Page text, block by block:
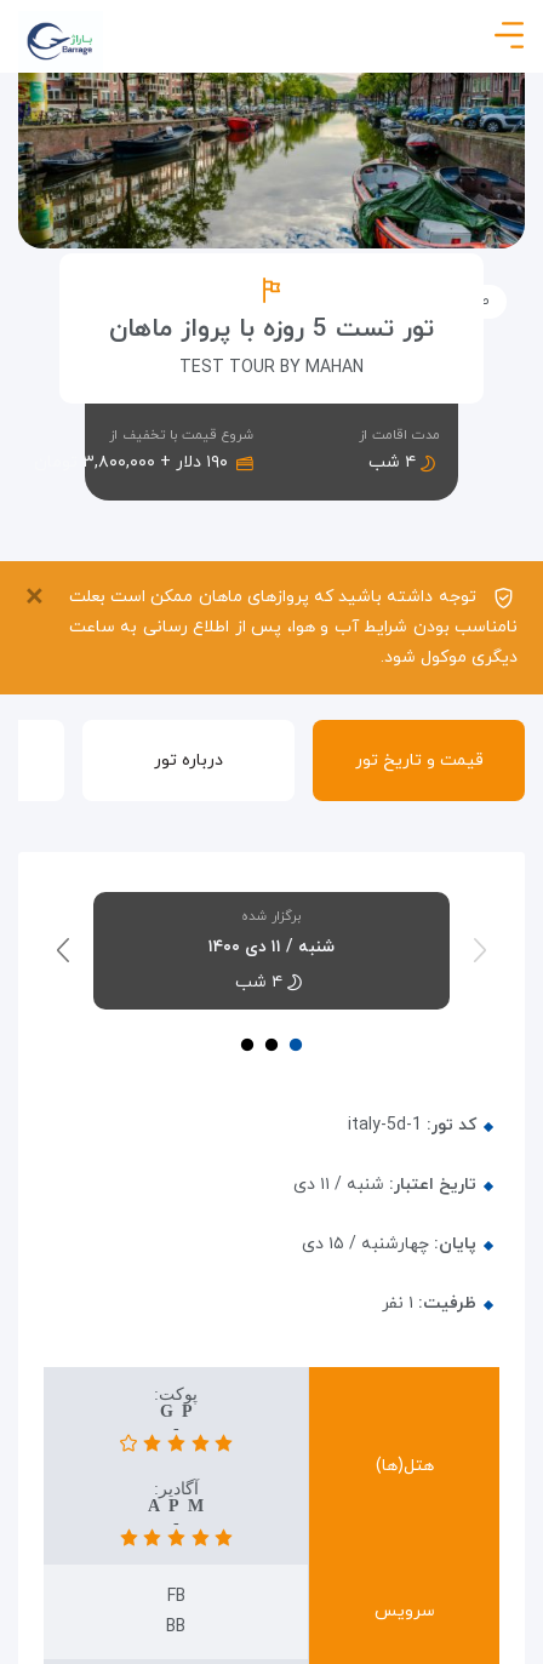
صفحه نخست تور تست با پرواز ماهان
تور تست 5 روزه با پرواز ماهان
TEST TOUR BY MAHAN
مدت اقامت از
۴ شب
شروع قیمت با تخفیف از
۱۹۰ دلار + ۳,۸۰۰,۰۰۰ تومان
×
توجه داشته باشید که پروازهای ماهان ممکن است بعلت
نامناسب بودن شرایط آب و هوا، پس از اطلاع رسانی به ساعت
دیگری موکول شود.
قیمت و تاریخ تور درباره تور
برگزار شده
شنبه / ۱۱ دی ۱۴۰۰
۴ شب
کد تور: italy-5d-1
تاریخ اعتبار: شنبه / ۱۱ دی
پایان: چهارشنبه / ۱۵ دی
ظرفیت: ۱ نفر
هتل(ها)
پوکت:
Graceland Phuket
-
آگادیر:
Atlantic Palace Morrocow
-
سرویس
FB
BB